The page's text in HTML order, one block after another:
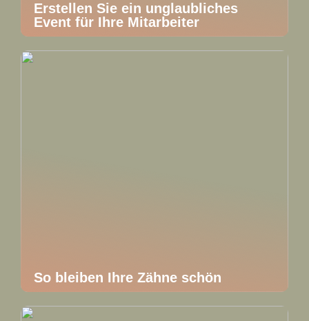
Erstellen Sie ein unglaubliches
Event für Ihre Mitarbeiter
So bleiben Ihre Zähne schön